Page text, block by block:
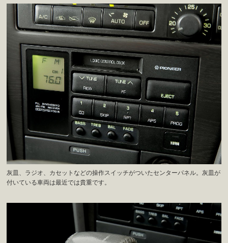
灰皿、ラジオ、カセットなどの操作スイッチがついたセンターパネル。灰皿が
付いている車両は最近では貴重です。